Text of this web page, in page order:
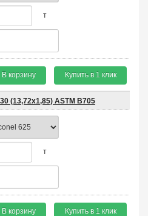
т
В корзину Купить в 1 клик
(13,72х1,85) ASTM B705
т
В корзину Купить в 1 клик